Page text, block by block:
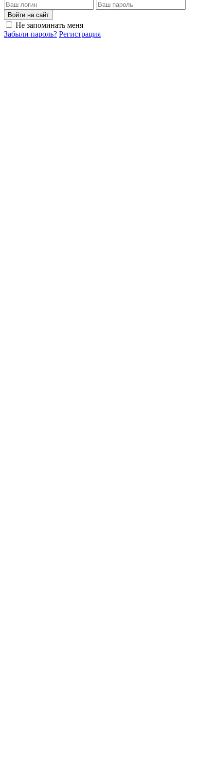
Войти на сайт
Не запоминать меня
Забыли пароль? Регистрация